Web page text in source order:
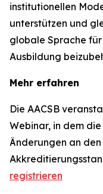
institutionellen
unterstützen und
globale Sprache
Ausbildung
Mehr erfahren
Die AACSB
Webinar, in dem
Änderungen an
registrieren